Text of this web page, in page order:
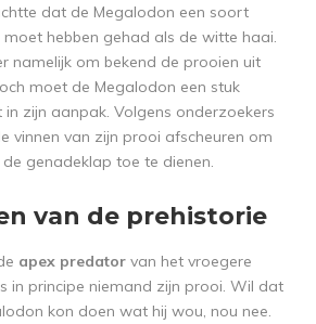
dat de Megalodon een soort
hebben gehad als de witte haai.
namelijk om bekend de prooien uit
moet de Megalodon een stuk
in zijn aanpak. Volgens onderzoekers
vinnen van zijn prooi afscheuren om
genadeklap toe te dienen.
van de prehistorie
apex predator van het vroegere
in principe niemand zijn prooi. Wil dat
kon doen wat hij wou, nou nee.